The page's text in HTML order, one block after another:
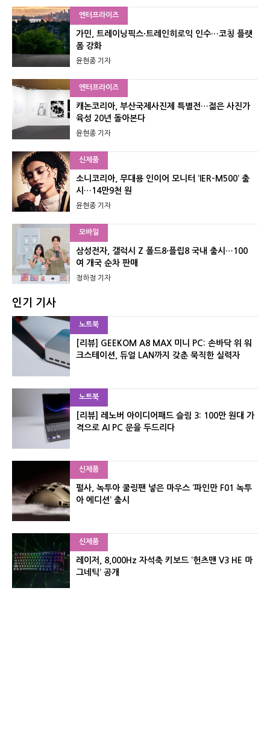
엔터프라이즈
가민, 트레이닝픽스·트레인히로익 인수…코칭 플랫
폼 강화
윤현종 기자
엔터프라이즈
캐논코리아, 부산국제사진제 특별전…젊은 사진가
육성 20년 돌아본다
윤현종 기자
신제품
소니코리아, 무대용 인이어 모니터 ‘IER-M500’ 출
시…14만9천 원
윤현종 기자
모바일
삼성전자, 갤럭시 Z 폴드8·플립8 국내 출시…100
여 개국 순차 판매
정하정 기자
인기 기사
노트북
[리뷰] GEEKOM A8 MAX 미니 PC: 손바닥 위 워
크스테이션, 듀얼 LAN까지 갖춘 묵직한 실력자
노트북
[리뷰] 레노버 아이디어패드 슬림 3: 100만 원대 가
격으로 AI PC 문을 두드리다
신제품
펄사, 녹투아 쿨링팬 넣은 마우스 ‘파인만 F01 녹투
아 에디션’ 출시
신제품
레이저, 8,000Hz 자석축 키보드 ‘헌츠맨 V3 HE 마
그네틱’ 공개